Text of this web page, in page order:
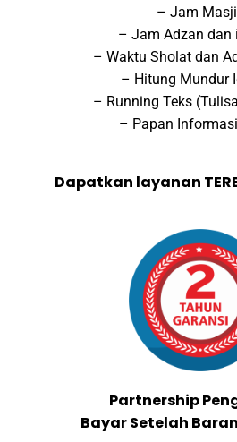
– Jam
– Jam Adzan dan
– Waktu Sholat dan
– Hitung Mundur
– Running Teks
– Papan
Dapatkan layanan
Partnership
Bayar Setelah